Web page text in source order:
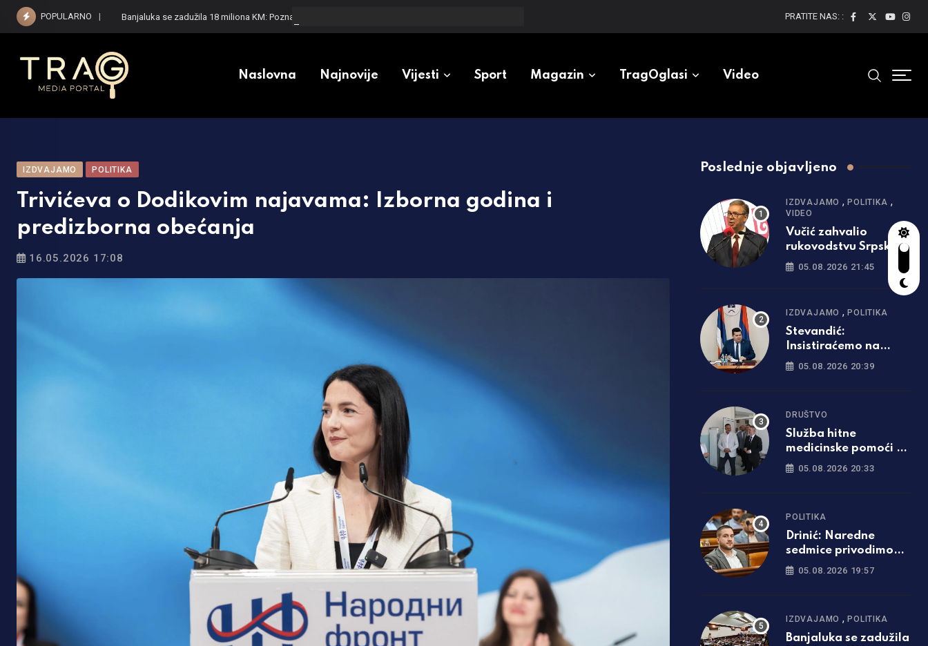
Skip
POPULARNO Banjaluka se zadužila 18 miliona KM: Poznato šta će biti sa naplatom parkinga PRATITE NAS: :
Naslovna Najnovije Vijesti Sport Magazin TragOglasi Video
IZDVAJAMO POLITIKA
Trivićeva o Dodikovim najavama: Izborna godina i
predizborna obećanja
16.05.2026 17:08
Poslednje objavljeno
IZDVAJAMO ,POLITIKA ,
VIDEO
Vučić zahvalio
rukovodstvu Srpske:
Uvek ste uz Srbiju
05.08.2026 21:45
IZDVAJAMO ,POLITIKA
Stevandić:
Insistiraćemo na
poništavanju svih
predstavnika
05.08.2026 20:39
DRUŠTVO
Služba hitne
medicinske pomoći u
Derventi dobila
prostor
05.08.2026 20:33
POLITIKA
Drinić: Naredne
sedmice privodimo
kraju Tunjice 1 i 2
05.08.2026 19:57
IZDVAJAMO ,POLITIKA
Banjaluka se zadužila